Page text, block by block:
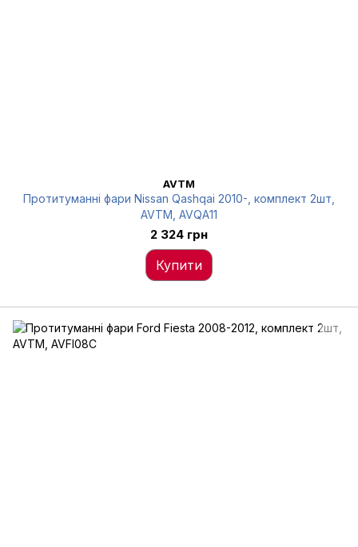
AVTM
Протитуманні фари Nissan Qashqai 2010-, комплект 2шт,
AVTM, AVQA11
2 324 грн
Купити